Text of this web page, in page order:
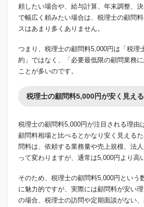
頼したい場合や、給与計算、年末調整、
で幅広く頼みたい場合は、税理士の顧問
スはあまり多くありません。
つまり、税理士の顧問料5,000円は「税理
約」ではなく、「必要最低限の顧問業務
ことが多いのです。
税理士の顧問料5,000円が安く見え
税理士の顧問料5,000円が注目される理由
顧問料相場と比べるとかなり安く見える
問料は、依頼する業務量や売上規模、法
って変わりますが、通常は5,000円より高
そのため、税理士の顧問料5,000円という
に魅力的ですが、実際には顧問料が安い
の場合、税理士の訪問や定期面談がない